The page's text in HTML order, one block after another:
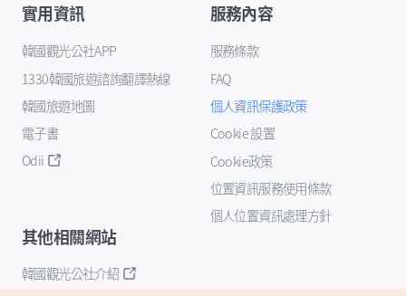
實用資訊
韓國觀光公社APP
1330韓國旅遊諮詢翻譯熱線
韓國旅遊地圖
電子書
Odii
服務內容
服務條款
FAQ
個人資訊保護政策
Cookie 設置
Cookie政策
位置資訊服務使用條款
個人位置資訊處理方針
其他相關網站
韓國觀光公社介紹